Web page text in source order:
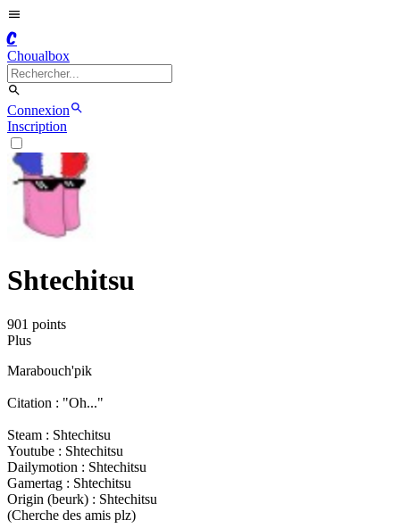
C
Choualbox
Connexion
Inscription
Shtechitsu
901 points
Plus
Marabouch'pik
Citation : "Oh..."
Steam : Shtechitsu
Youtube : Shtechitsu
Dailymotion : Shtechitsu
Gamertag : Shtechitsu
Origin (beurk) : Shtechitsu
(Cherche des amis plz)